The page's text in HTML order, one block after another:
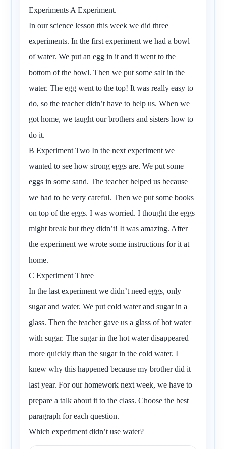
Experiments A Experiment.
In our science lesson this week we did three
experiments. In the first experiment we had a bowl
of water. We put an egg in it and it went to the
bottom of the bowl. Then we put some salt in the
water. The egg went to the top! It was really easy to
do, so the teacher didn’t have to help us. When we
got home, we taught our brothers and sisters how to
do it.
B Experiment Two In the next experiment we
wanted to see how strong eggs are. We put some
eggs in some sand. The teacher helped us because
we had to be very careful. Then we put some books
on top of the eggs. I was worried. I thought the eggs
might break but they didn’t! It was amazing. After
the experiment we wrote some instructions for it at
home.
C Experiment Three
In the last experiment we didn’t need eggs, only
sugar and water. We put cold water and sugar in a
glass. Then the teacher gave us a glass of hot water
with sugar. The sugar in the hot water disappeared
more quickly than the sugar in the cold water. I
knew why this happened because my brother did it
last year. For our homework next week, we have to
prepare a talk about it to the class. Choose the best
paragraph for each question.
Which experiment didn’t use water?